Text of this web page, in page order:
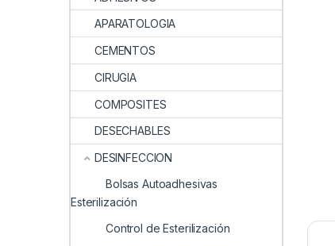
APARATOLOGIA
CEMENTOS
CIRUGIA
COMPOSITES
DESECHABLES
DESINFECCION
Bolsas Autoadhesivas
Esterilización
Control de Esterilización